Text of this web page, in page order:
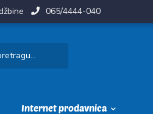
065/4444-040
Internet prodavnica